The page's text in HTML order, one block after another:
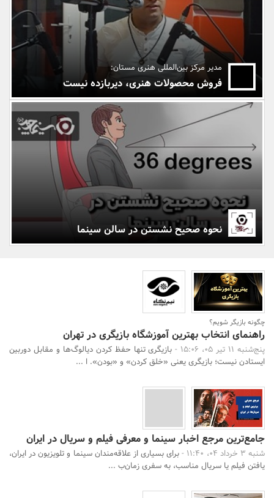
بانک، بیمه و سرمایه
مسکن و ساختمان
مدیر مرکز بین‌المللی هنری مستان:
فروش محصولات هنری، دیربازده نیست
نحوه صحیح نشستن در سالن سینما
چگونه بازیگر شویم؟
راهنمای انتخاب بهترین آموزشگاه بازیگری در تهران
پنج‌شنبه 11 تیر 05، 15:06 -
بازیگری تنها حفظ کردن دیالوگ‌ها و مقابل دوربین
ایستادن نیست؛ بازیگری یعنی «خلق کردن» و «بودن». ا ...
جامع‌ترین مرجع اخبار سینما و معرفی فیلم و سریال در ایران
شنبه 3 خرداد 04، 11:40 -
برای بسیاری از علاقه‌مندان سینما و تلویزیون در ایران،
یافتن فیلم یا سریال مناسب، به سفری زمان‌ب ...